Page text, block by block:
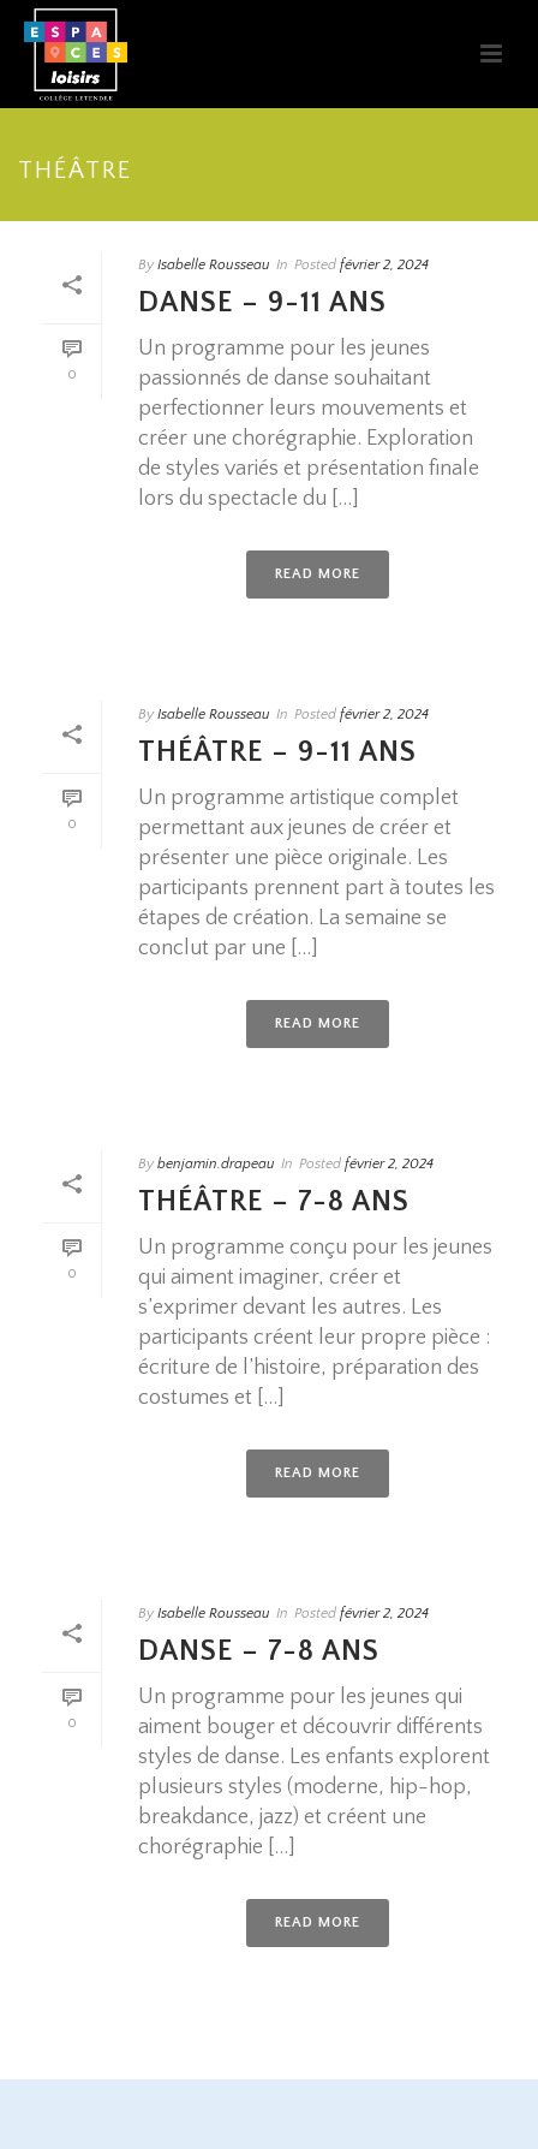
THÉÂTRE
0
By Isabelle Rousseau In Posted février 2, 2024
DANSE – 9-11 ANS
Un programme pour les jeunes
passionnés de danse souhaitant
perfectionner leurs mouvements et
créer une chorégraphie. Exploration
de styles variés et présentation finale
lors du spectacle du [...]
READ MORE
0
By Isabelle Rousseau In Posted février 2, 2024
THÉÂTRE – 9-11 ANS
Un programme artistique complet
permettant aux jeunes de créer et
présenter une pièce originale. Les
participants prennent part à toutes les
étapes de création. La semaine se
conclut par une [...]
READ MORE
0
By benjamin.drapeau In Posted février 2, 2024
THÉÂTRE – 7-8 ANS
Un programme conçu pour les jeunes
qui aiment imaginer, créer et
s’exprimer devant les autres. Les
participants créent leur propre pièce :
écriture de l’histoire, préparation des
costumes et [...]
READ MORE
0
By Isabelle Rousseau In Posted février 2, 2024
DANSE – 7-8 ANS
Un programme pour les jeunes qui
aiment bouger et découvrir différents
styles de danse. Les enfants explorent
plusieurs styles (moderne, hip-hop,
breakdance, jazz) et créent une
chorégraphie [...]
READ MORE